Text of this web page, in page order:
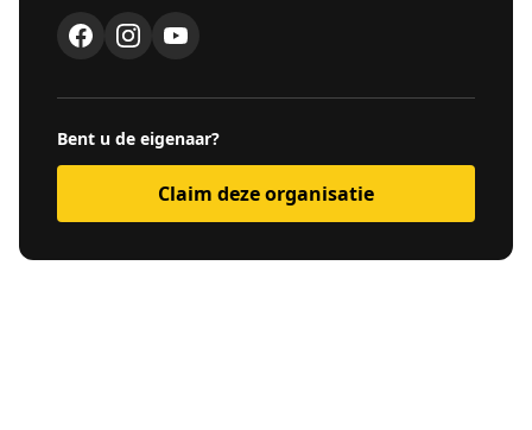
Bent u de eigenaar?
Claim deze organisatie